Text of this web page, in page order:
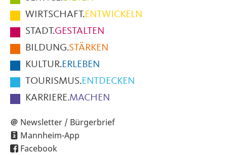
im
Fußbereich
der
Seite
WIRTSCHAFT.ENTWICKELN
STADT.GESTALTEN
BILDUNG.STÄRKEN
KULTUR.ERLEBEN
TOURISMUS.ENTDECKEN
KARRIERE.MACHEN
Newsletter / Bürgerbrief
Mannheim-App
Facebook